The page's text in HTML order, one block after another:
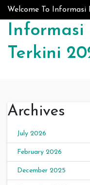
Skip to content
Welcome To Informasi
Informasi
Terkini
Archives
July 2026
February 2026
December 2025